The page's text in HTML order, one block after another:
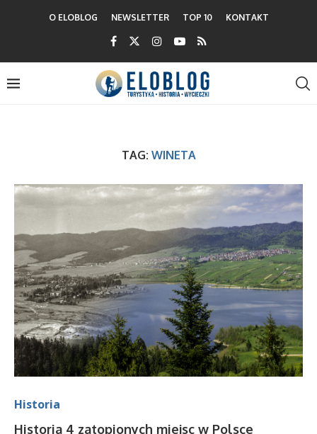
O ELOBLOG NEWSLETTER TOP 10 KONTAKT
TAG: WINETA
Historia
Historia 4 zatopionych miejsc w Polsce